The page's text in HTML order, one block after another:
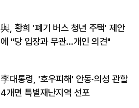
與, 황희 '폐기 버스 청년 주택' 제안
에 "당 입장과 무관…개인 의견"
李대통령, '호우피해' 안동·의성 관할
4개면 특별재난지역 선포